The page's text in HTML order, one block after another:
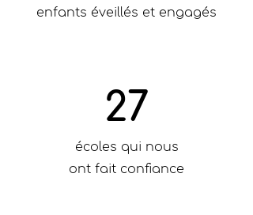
enfants éveillés et engagés
27
écoles qui nous
ont fait confiance